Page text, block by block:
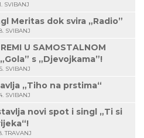
SVIBANJ
Meritas dok svira „Radio”
SVIBANJ
U SAMOSTALNOM
s „Djevojkama”!
SVIBANJ
„Tiho na prstima“
SVIBANJ
novi spot i singl „Ti si
TRAVANJ